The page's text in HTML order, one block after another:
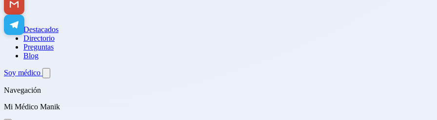
Destacados
Directorio
Preguntas
Blog
Soy médico
Navegación
Mi Médico Manik